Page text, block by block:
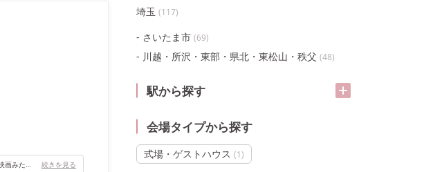
埼玉 (117)
さいたま市 (69)
川越・所沢・東部・県北・東松山・秩父 (48)
駅から探す
会場タイプから探す
式場・ゲストハウス (1)
◼︎開放的なガーデンとプール付き ◼︎映画みたいな向かい合わせの階段 ◼︎どんな天気でも明るく見える白を基調とした会場 ◼︎高砂の後ろには長いソファ有り ◼︎レストラン併設だからこそおいしい料理 ◼︎オリジナルドリンクでのおもてなし ◼︎待合ロビーすらおしゃれすぎて、どこを撮ってもフォトジェニックな空間 続きを見る